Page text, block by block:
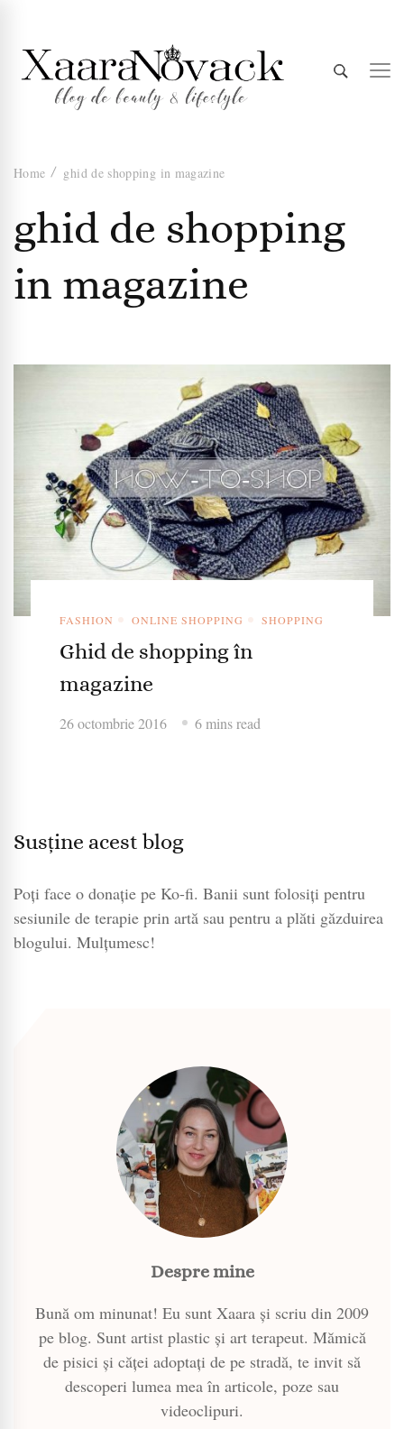
Xaara
Novack
Home ghid de shopping in magazine
ghid de shopping
in magazine
FASHION ONLINE SHOPPING SHOPPING
Ghid de shopping în
magazine
26 octombrie 2016 6 mins read
Susține acest blog
Poți face o donație pe Ko-fi. Banii sunt folosiți pentru
sesiunile de terapie prin artă sau pentru a plăti găzduirea
blogului. Mulțumesc!
Despre mine
Bună om minunat! Eu sunt Xaara și scriu din 2009
pe blog. Sunt artist plastic și art terapeut. Mămică
de pisici și căței adoptați de pe stradă, te invit să
descoperi lumea mea în articole, poze sau
videoclipuri.